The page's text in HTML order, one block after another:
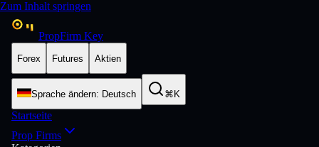
Zum Inhalt springen
PropFirm Key
Forex Futures Aktien
Sprache ändern: Deutsch ⌘K
Startseite
Prop Firms